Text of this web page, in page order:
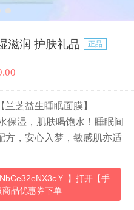
滋润 护肤礼品 正品
芝益生睡眠面膜】
保湿，肌肤喝饱水！睡眠间
方，安心入梦，敏感肌亦适
￥ 】打开【手
品优惠券下单